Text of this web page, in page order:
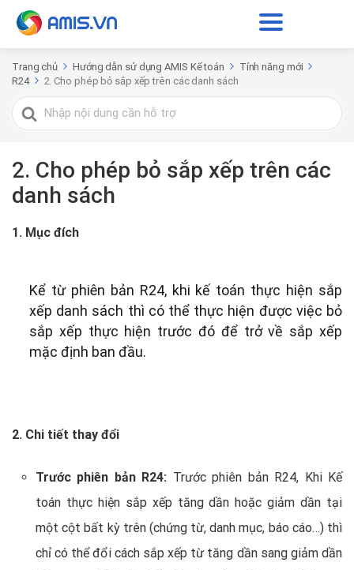
Trang chủ Hướng dẫn sử dụng AMIS Kế toán
Tính năng mới
R24
2. Cho phép bỏ sắp xếp trên các danh sách
Tìm
kiếm
2. Cho phép bỏ sắp xếp trên các
danh sách
1. Mục đích
Kể từ phiên bản R24, khi kế toán thực hiện sắp
xếp danh sách thì có thể thực hiện được việc bỏ
sắp xếp thực hiện trước đó để trở về sắp xếp
mặc định ban đầu.
2. Chi tiết thay đổi
Trước phiên bản R24: Trước phiên bản R24, Khi Kế
toán thực hiện sắp xếp tăng dần hoặc giảm dần tại
một cột bất kỳ trên (chứng từ, danh mục, báo cáo…) thì
chỉ có thể đổi cách sắp xếp từ tăng dần sang giảm dần